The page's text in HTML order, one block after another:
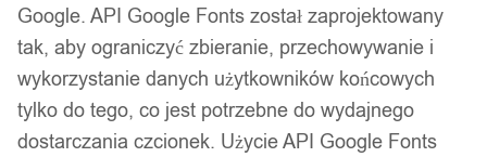
Google. API Google Fonts został zaprojektowany
tak, aby ograniczyć zbieranie, przechowywanie i
wykorzystanie danych użytkowników końcowych
tylko do tego, co jest potrzebne do wydajnego
dostarczania czcionek. Użycie API Google Fonts